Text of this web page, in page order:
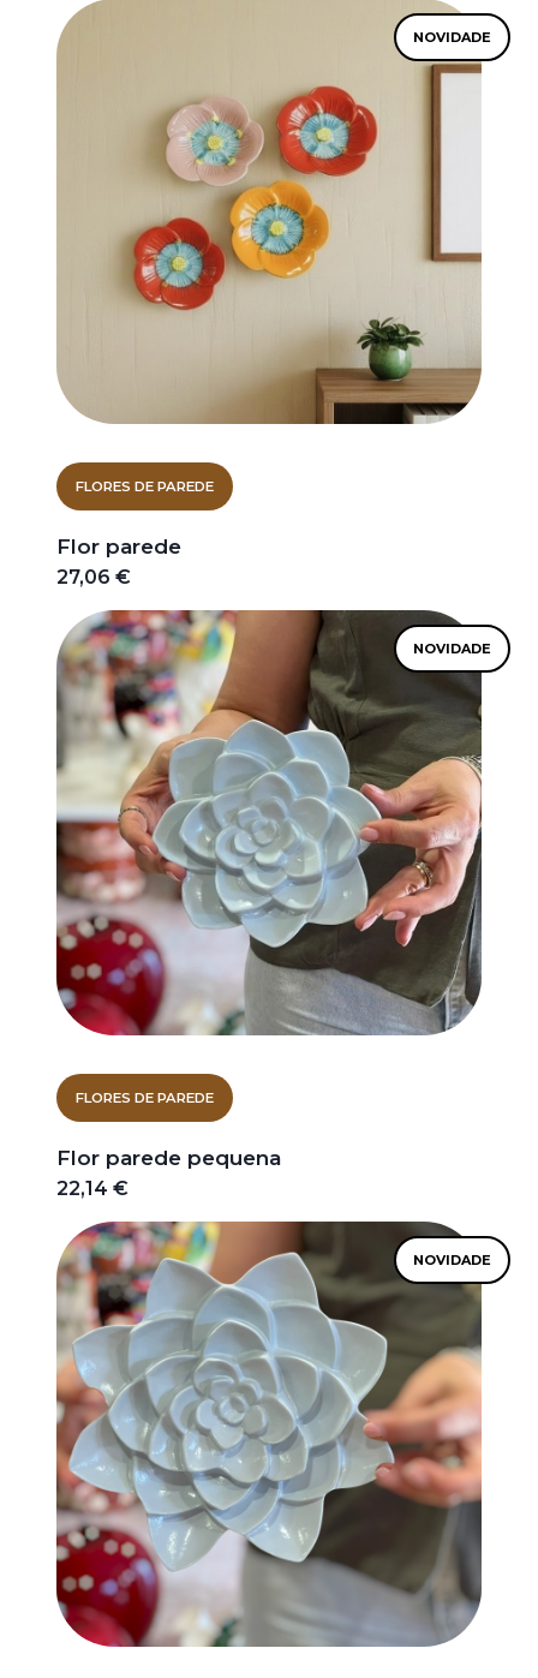
NOVIDADE
FLORES DE PAREDE
Flor parede
27,06 €
NOVIDADE
FLORES DE PAREDE
Flor parede pequena
22,14 €
NOVIDADE